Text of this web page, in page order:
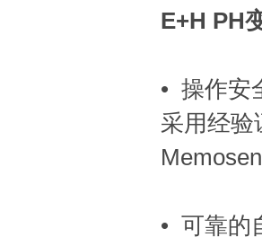
E+H PH
• 操作安
采用经验
• 可靠的